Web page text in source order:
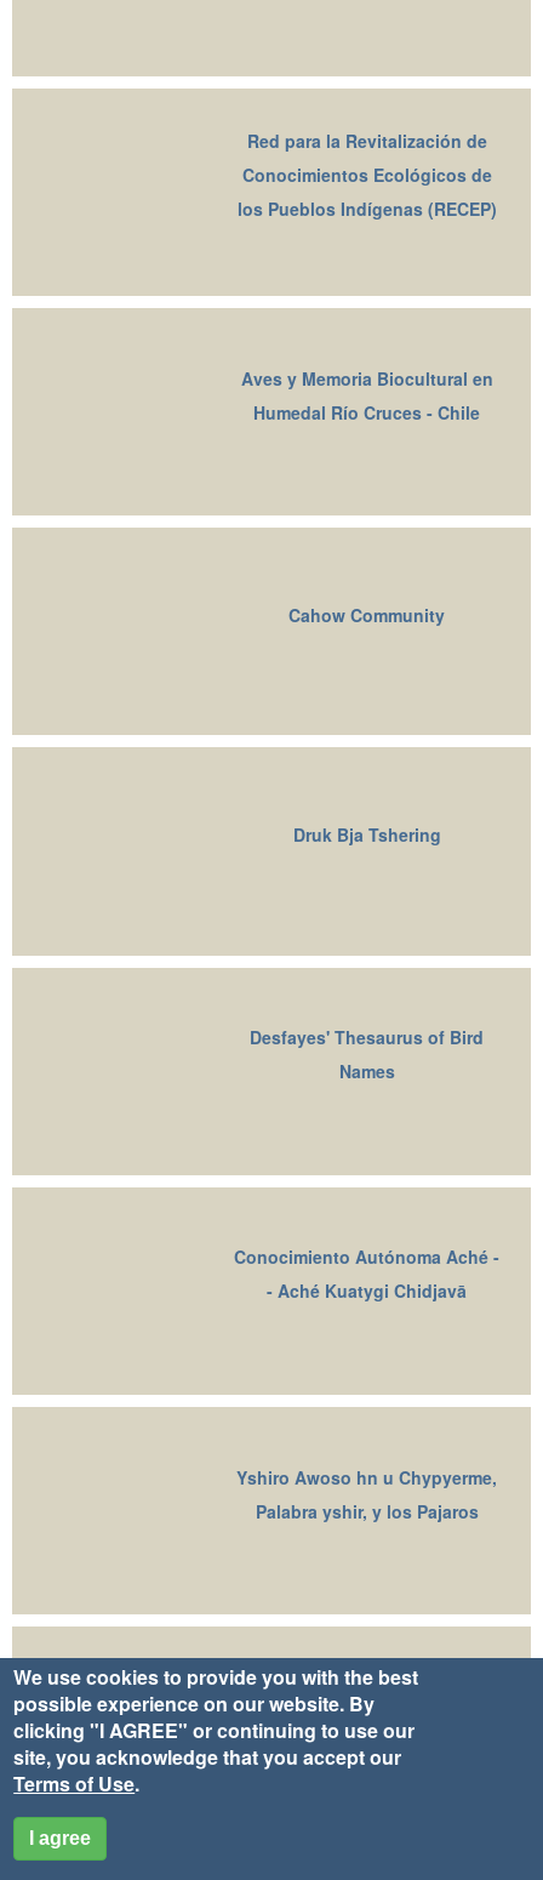
Red para la Revitalización de
Conocimientos Ecológicos de
los Pueblos Indígenas (RECEP)
Aves y Memoria Biocultural en
Humedal Río Cruces - Chile
Cahow Community
Druk Bja Tshering
Desfayes' Thesaurus of Bird
Names
Conocimiento Autónoma Aché -
- Aché Kuatygi Chidjavā
Yshiro Awoso hn u Chypyerme,
Palabra yshir, y los Pajaros
Marston and Elsfield
We use cookies to provide you with the best
possible experience on our website. By
clicking "I AGREE" or continuing to use our
site, you acknowledge that you accept our
Terms of Use.
I agree